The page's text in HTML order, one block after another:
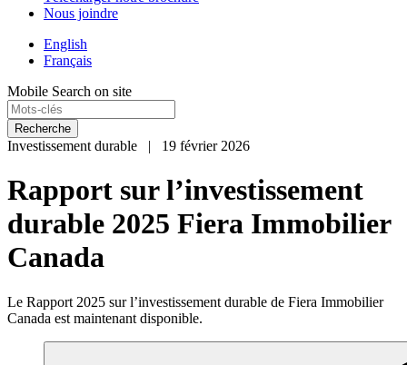
Nous joindre
English
Français
Mobile Search on site
Recherche
Investissement durable | 19 février 2026
Rapport sur l’investissement
durable 2025 Fiera Immobilier
Canada
Le Rapport 2025 sur l’investissement durable de Fiera Immobilier
Canada est maintenant disponible.